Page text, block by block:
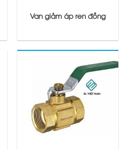
Van giảm áp ren đồng